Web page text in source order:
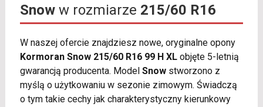
Snoww rozmiarze 215/60 R16
W naszej ofercie znajdziesz nowe, oryginalne opony
Kormoran Snow 215/60 R16 99 H XLobjęte 5-letnią
gwarancją producenta. Model Snowstworzono z
myślą o użytkowaniu w sezonie zimowym. Świadczą
o tym takie cechy jak charakterystyczny kierunkowy